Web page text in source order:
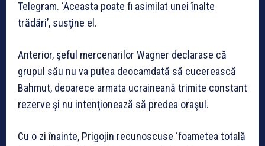
Telegram. ‘Aceasta poate fi asimilat unei înalte
trădări’, susţine el.
Anterior, şeful mercenarilor Wagner declarase că
grupul său nu va putea deocamdată să cucerească
Bahmut, deoarece armata ucraineană trimite constant
rezerve şi nu intenţionează să predea oraşul.
Cu o zi înainte, Prigojin recunoscuse ‘foametea totală